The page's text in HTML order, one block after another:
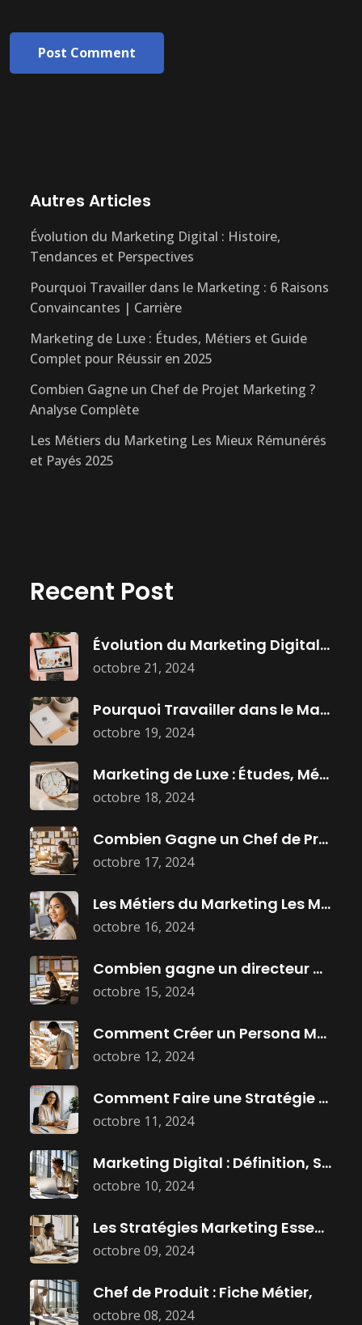
Post Comment
Autres Articles
Évolution du Marketing Digital : Histoire,
Tendances et Perspectives
Pourquoi Travailler dans le Marketing : 6 Raisons
Convaincantes | Carrière
Marketing de Luxe : Études, Métiers et Guide
Complet pour Réussir en 2025
Combien Gagne un Chef de Projet Marketing ?
Analyse Complète
Les Métiers du Marketing Les Mieux Rémunérés
et Payés 2025
Recent Post
octobre 21, 2024
Évolution du Marketing Digital : Histoire,
octobre 19, 2024
Pourquoi Travailler dans le Marketing :
octobre 18, 2024
Marketing de Luxe : Études, Métiers
octobre 17, 2024
Combien Gagne un Chef de Projet
octobre 16, 2024
Les Métiers du Marketing Les Mieux
octobre 15, 2024
Combien gagne un directeur marketing ?
octobre 12, 2024
Comment Créer un Persona Marketing Efficace
octobre 11, 2024
Comment Faire une Stratégie Marketing Efficace
octobre 10, 2024
Marketing Digital : Définition, Stratégies, et
octobre 09, 2024
Les Stratégies Marketing Essentielles Pour Dominer
octobre 08, 2024
Chef de Produit : Fiche Métier,